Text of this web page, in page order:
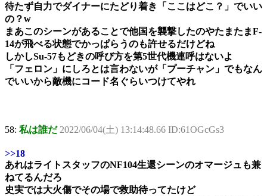
待たず自力でダイナーにたどり着き「ここはどこ？」でいい
の？w
まあこのシーンがあることで他国を襲撃したのやたまたまF-
14が飛べる状態でかっぱらうのも許せるだけどね
しかしSu-57もどきの呼び方を第5世代機連呼はないよ
「フェロン」にしろとは言わないが「プーチャン」でもなん
でいいから敵機にコード名ぐらいつけてやれ
58: 私は誰だ 2022/06/04(土) 13:14:48.66 ID:61OGcGs3
>>18
あれはライトスタッフのNF104生還シーンのオマージュも兼
ねてるんだろ
史実では大火傷でその場で救助待ってたけど